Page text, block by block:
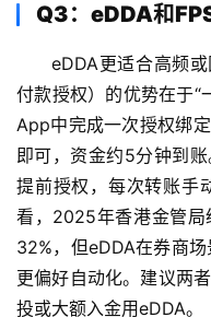
Q3：eDDA和
eDDA更适合高频
付款授权）的优势在于
App中完成一次授权绑
即可，资金约5分钟到
提前授权，每次转账手
看，2025年香港金管局
32%，但eDDA在券商
更偏好自动化。建议两
投或大额入金用eDDA。